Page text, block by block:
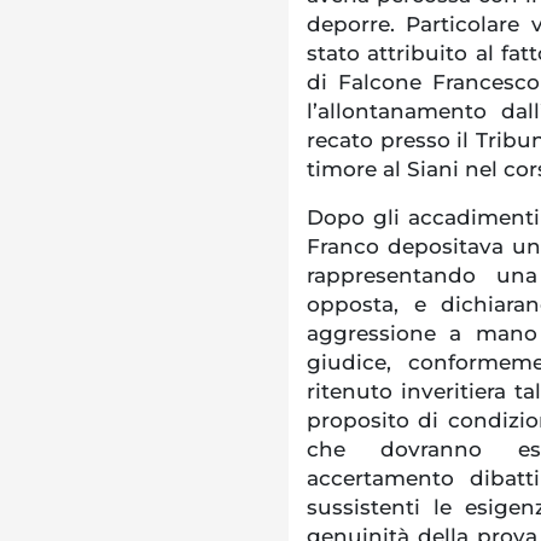
deporre. Particolare
stato attribuito al
di Falcone
l’allontanamento
recato presso il
timore al Siani nel
Dopo gli
Franco depositava
rappresentando
opposta, e
aggressione a
giudice,
ritenuto inveritiera
proposito di
che dovranno
accertamento
sussistenti le